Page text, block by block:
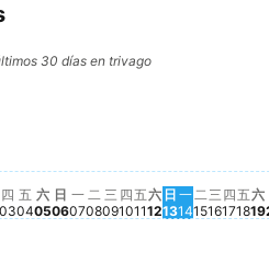
30 días en trivago
disponible para esta fecha
disponible para esta fecha
disponible para esta
precio disponible para esta
28precio disponible para esta
月 29precio disponible para
八月 30
ningún precio disponible para
, 八月 31
ningún precio disponible
二, 九月 01
ningún precio disponible
期三, 九月 02
hay ningún precio disponible
星期四, 九月 03
No hay ningún precio
四
03
星期五, 九月 04
No hay ningún precio
五
04
星期六, 九月 05
No hay ningún precio
六
05
星期日, 九月 06
No hay ningún precio
日
06
星期一, 九月 07
No hay ningún precio
一
07
星期二, 九月 08
No hay ningún
二
08
星期三, 九月 09
No hay ningún
三
09
星期四, 九月 10
No hay ningún
四
10
星期五, 九月 11
No hay ningún
五
11
星期六, 九月
No hay
六
12
星期日, 九
No hay
日
13
星期一, 九
No hay
一
14
星期二,
No hay
二
15
星期
No
三
16
星期
No
四
17
星
五
18
六
19